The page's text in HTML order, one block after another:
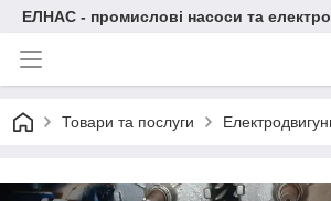
ЕЛНАС - промислові насоси та
Товари та послуги